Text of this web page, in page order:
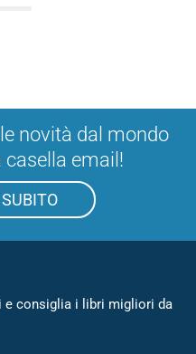
novità dal mondo
casella email!
e consiglia i libri migliori da